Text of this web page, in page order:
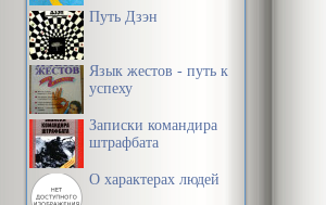
Путь Дзэн
Язык жестов - путь к
успеху
Записки командира
штрафбата
О характерах людей